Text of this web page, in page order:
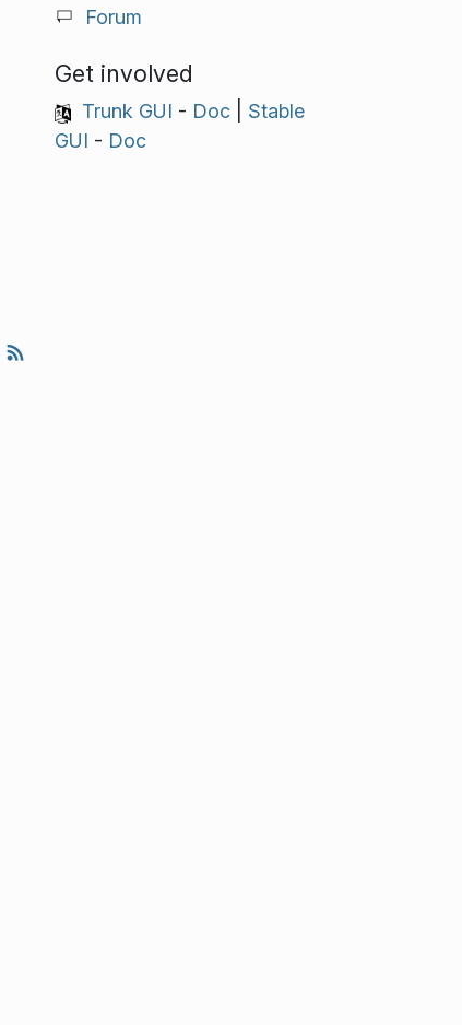
Forum
Get involved
Trunk GUI - Doc| Stable
GUI - Doc